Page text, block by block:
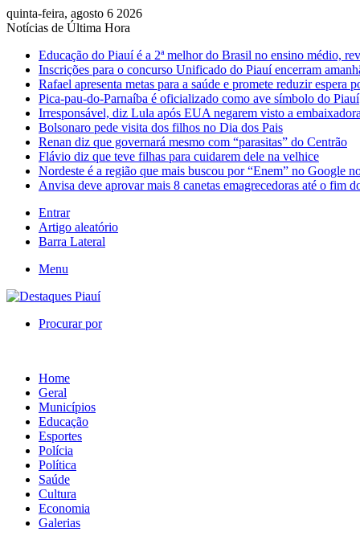
quinta-feira, agosto 6 2026
Notícias de Última Hora
Educação do Piauí é a 2ª melhor do Brasil no ensino médio,
Inscrições para o concurso Unificado do Piauí encerram
Rafael apresenta metas para a saúde e promete reduzir espera
Pica-pau-do-Parnaíba é oficializado como ave símbolo do Piauí
Irresponsável, diz Lula após EUA negarem visto a
Bolsonaro pede visita dos filhos no Dia dos Pais
Renan diz que governará mesmo com “parasitas” do Centrão
Flávio diz que teve filhas para cuidarem dele na velhice
Nordeste é a região que mais buscou por “Enem” no Google
Anvisa deve aprovar mais 8 canetas emagrecedoras até o fim
Entrar
Artigo aleatório
Barra Lateral
Menu
Procurar por
Home
Geral
Municípios
Educação
Esportes
Polícia
Política
Saúde
Cultura
Economia
Galerias